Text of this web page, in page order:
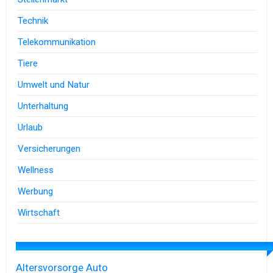
Technik
Telekommunikation
Tiere
Umwelt und Natur
Unterhaltung
Urlaub
Versicherungen
Wellness
Werbung
Wirtschaft
Altersvorsorge Auto